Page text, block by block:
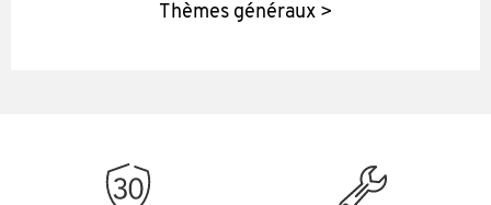
Thèmes généraux >